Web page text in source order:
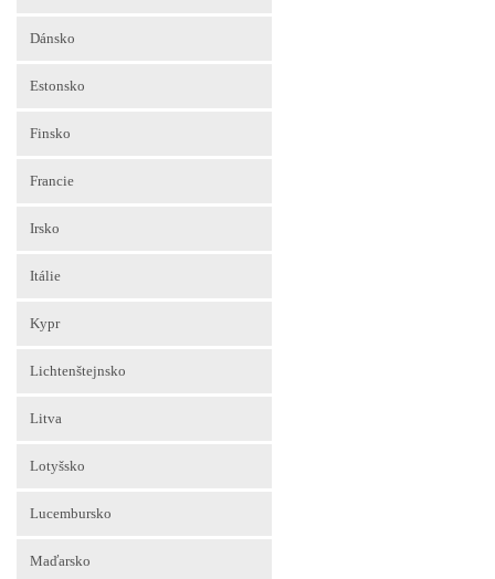
Dánsko
Estonsko
Finsko
Francie
Irsko
Itálie
Kypr
Lichtenštejnsko
Litva
Lotyšsko
Lucembursko
Maďarsko